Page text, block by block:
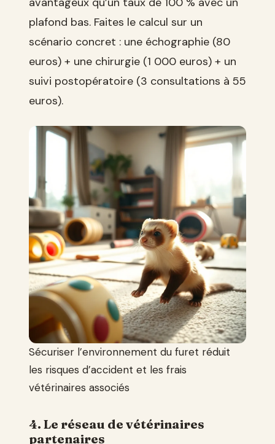
plafond bas. Faites le calcul sur un
scénario concret : une échographie (80
euros) + une chirurgie (1 000 euros) + un
suivi postopératoire (3 consultations à 55
euros).
Sécuriser l’environnement du furet réduit
les risques d’accident et les frais
vétérinaires associés
4. Le réseau de vétérinaires
partenaires